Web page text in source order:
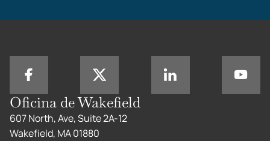
Oficina de Wakefield
607 North, Ave, Suite 2A-12
Wakefield, MA 01880